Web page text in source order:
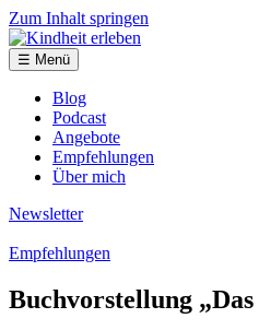
Zum Inhalt springen
☰ Menü
Blog
Podcast
Angebote
Empfehlungen
Über mich
Newsletter
Empfehlungen
Buchvorstellung